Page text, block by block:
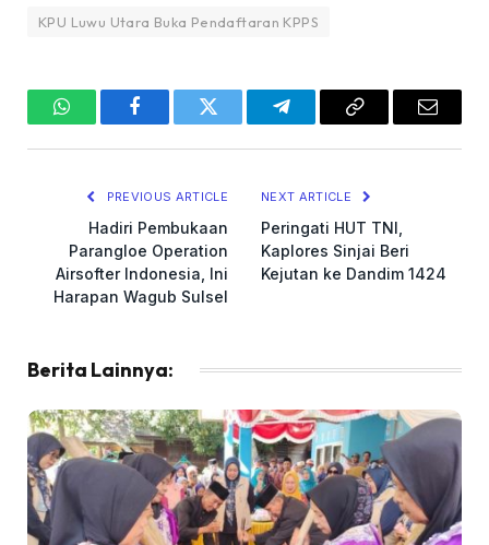
KPU Luwu Utara Buka Pendaftaran KPPS
WhatsAppFacebookTwitter TelegramCopy
Email
PREVIOUS ARTICLE
Hadiri Pembukaan
Parangloe Operation
Airsofter Indonesia, Ini
Harapan Wagub Sulsel
NEXT ARTICLE
Peringati HUT TNI,
Kaplores Sinjai Beri
Kejutan ke Dandim 1424
Berita Lainnya: